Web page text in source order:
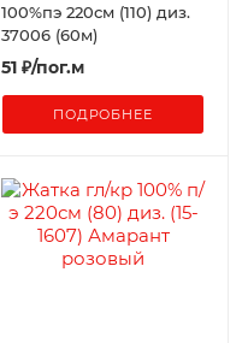
100%пэ 220см (110) диз.
37006 (60м)
51₽/пог.м
ПОДРОБНЕЕ